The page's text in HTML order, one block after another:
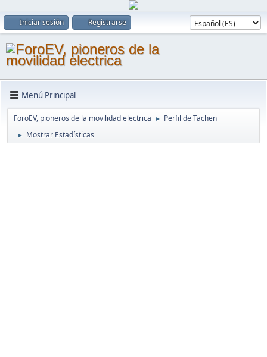
Iniciar sesión Registrarse
Menú Principal
ForoEV, pioneros de la movilidad electrica ► Perfil de Tachen
► Mostrar Estadísticas